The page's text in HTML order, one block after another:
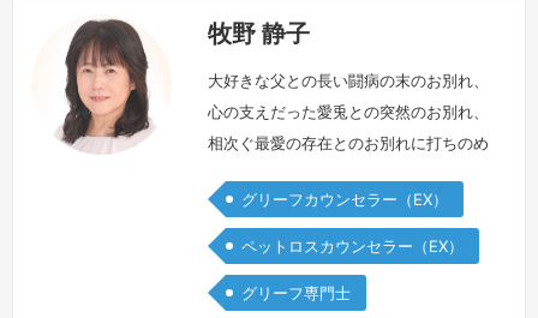
牧野 静子
大好きな父との長い闘病の末のお別れ、
心の支えだった愛兎との突然のお別れ、
相次ぐ最愛の存在とのお別れに打ちのめ
らなくなりました。加えて保育士の時の
子どもさんとの突然の死別の痛みも残っ
ていました。気力がどうしても湧かなく
て 食事も美味しいと思えなくなり、懸
グリーフカウンセラー（EX）
ペットロスカウンセラー（EX）
グリーフ専門士